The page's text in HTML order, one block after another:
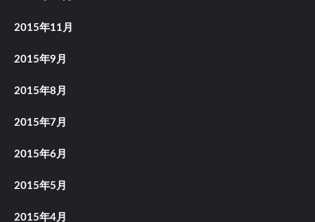
2015年11月
2015年9月
2015年8月
2015年7月
2015年6月
2015年5月
2015年4月